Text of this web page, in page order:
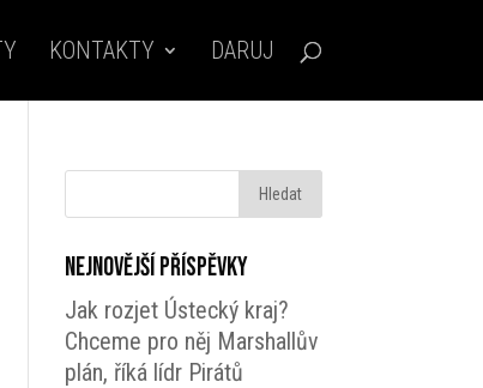
KONTAKTY DARUJ
Nejnovější příspěvky
Jak rozjet Ústecký kraj?
Chceme pro něj Marshallův
plán, říká lídr Pirátů